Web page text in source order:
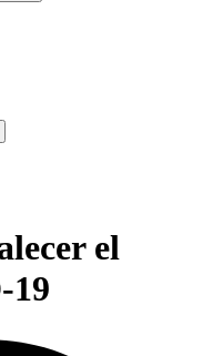
el
19